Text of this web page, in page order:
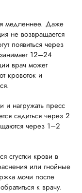
медленнее. Даже
не возвращается
появиться через
12–24
врач может
кровоток и
и нагружать пресс
садиться через 2
через 1–2
сгустки крови в
или гнойные
мочи после
к врачу.